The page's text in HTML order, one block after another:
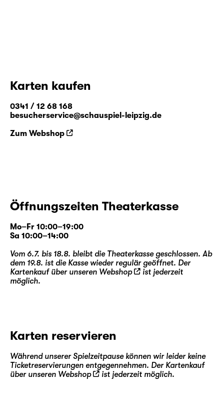
Karten kaufen
0341 / 12 68 168
besucherservice@schauspiel-leipzig.de
Zum Webshop
Öffnungszeiten Theaterkasse
Mo–Fr 10:00–19:00
Sa 10:00–14:00
Vom 6.7. bis 18.8. bleibt die Theaterkasse geschlossen. Ab
dem 19.8. ist die Kasse wieder regulär geöffnet. Der
Kartenkauf über unseren Webshop
ist jederzeit
möglich.
Karten reservieren
Während unserer Spielzeitpause können wir leider keine
Ticketreservierungen entgegennehmen. Der Kartenkauf
über unseren Webshop ist jederzeit möglich.